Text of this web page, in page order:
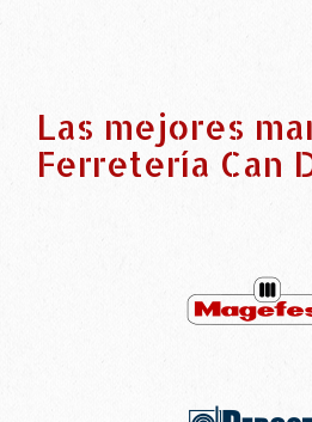
Las mejores
Ferretería Can